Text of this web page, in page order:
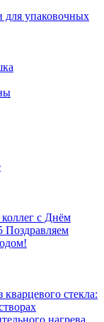
для упаковочных
с Днём
Поздравляем
стекла:
нагрева